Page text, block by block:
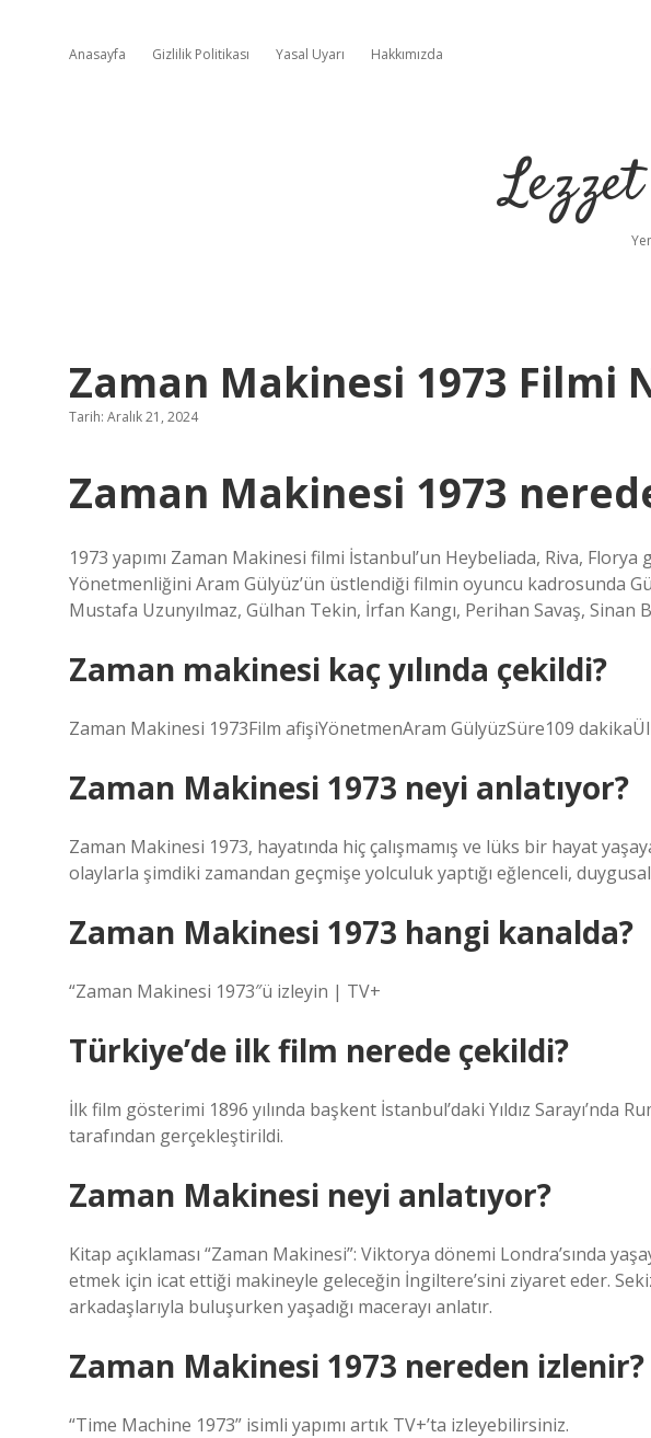
Anasayfa Gizlilik Politikası Yasal Uyarı Hakkımızda
Zaman Makinesi 1973 Filmi
Tarih: Aralık 21, 2024
Zaman Makinesi 1973
1973 yapımı Zaman Makinesi filmi İstanbul’un Heybeliada, Riva,
Yönetmenliğini Aram Gülyüz’ün üstlendiği filmin oyuncu kadrosunda
Mustafa Uzunyılmaz, Gülhan Tekin, İrfan Kangı, Perihan Savaş, Sinan
Zaman makinesi kaç yılında çekildi?
Zaman Makinesi 1973Film afişiYönetmenAram GülyüzSüre109
Zaman Makinesi 1973 neyi anlatıyor?
Zaman Makinesi 1973, hayatında hiç çalışmamış ve lüks bir hayat
olaylarla şimdiki zamandan geçmişe yolculuk yaptığı eğlenceli,
Zaman Makinesi 1973 hangi kanalda?
“Zaman Makinesi 1973″ü izleyin | TV+
Türkiye’de ilk film nerede çekildi?
İlk film gösterimi 1896 yılında başkent İstanbul’daki Yıldız Sarayı’nda
tarafından gerçekleştirildi.
Zaman Makinesi neyi anlatıyor?
Kitap açıklaması “Zaman Makinesi”: Viktorya dönemi Londra’sında
etmek için icat ettiği makineyle geleceğin İngiltere’sini ziyaret eder.
arkadaşlarıyla buluşurken yaşadığı macerayı anlatır.
Zaman Makinesi 1973 nereden izlenir?
“Time Machine 1973” isimli yapımı artık TV+’ta izleyebilirsiniz.